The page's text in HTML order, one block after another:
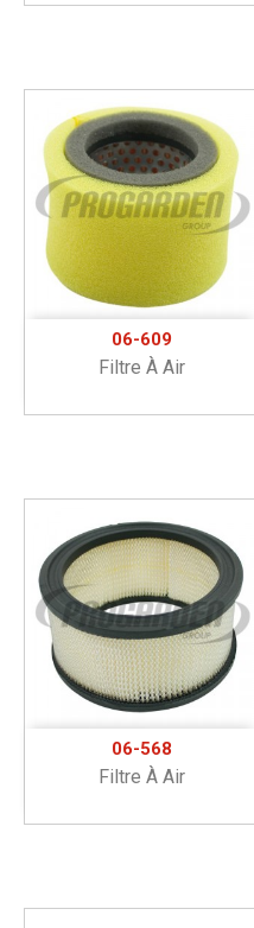
06-609
Filtre À Air
06-568
Filtre À Air